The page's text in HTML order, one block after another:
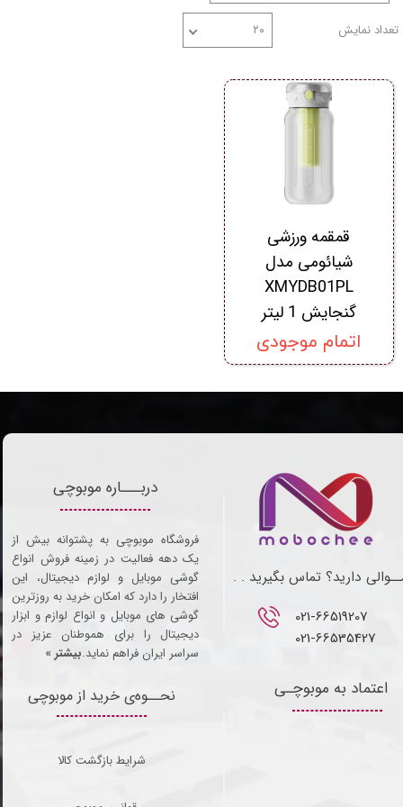
تعداد نمایش ۲۰
قمقمه ورزشی
شیائومی مدل
XMYDB01PL
گنجایش 1 لیتر
اتمام موجودی
021-66519207​​​​​​​
021-66535427
دارید؟ تماس بگیرید . .
نحــوه‌ی خرید از موبوچی
شرایط بازگشت کالا
اعتماد به موبوچـی
دربـــاره موبوچی
فروشگاه موبوچی به پشتوانه بیش از
یک دهه فعالیت در زمینه فروش انواع
گوشی موبایل و لوازم دیجیتال، این
افتخار را دارد که امکان خرید به روزترین
گوشی های موبایل و انواع لوازم و ابزار
دیجیتال را برای هموطنان عزیز در
سراسر ایران فراهم نماید.بیشتر »